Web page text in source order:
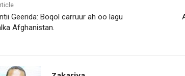
Geerida: Boqol carruur ah oo lagu
Afghanistan.